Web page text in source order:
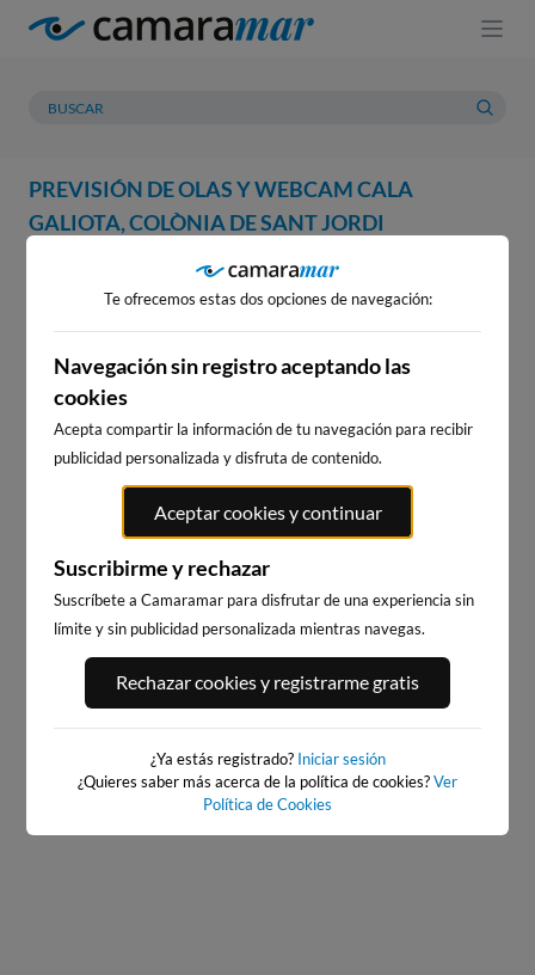
PREVISIÓN DE OLAS Y WEBCAM CALA
GALIOTA, COLÒNIA DE SANT JORDI
PREVISIÓN METEOROLOGÍA
WEBCAM CALA GALIOTA,
COLÒNIA DE SANT JORDI
WEBCAMS CERCANAS
PORT ANDRATX
58km · Andratx
PLAYA DE SITGES
0.1 m CHOPI
Te ofrecemos estas dos opciones de navegación:
Navegación sin registro aceptando las
cookies
Acepta compartir la información de tu navegación para recibir
publicidad personalizada y disfruta de contenido.
Aceptar cookies y continuar
Suscribirme y rechazar
Suscríbete a Camaramar para disfrutar de una experiencia sin
límite y sin publicidad personalizada mientras navegas.
Rechazar cookies y registrarme gratis
¿Ya estás registrado? Iniciar sesión
¿Quieres saber más acerca de la política de cookies?Ver
Política de Cookies